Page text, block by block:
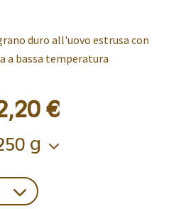
duro all'uovo estrusa con
a bassa temperatura
€
Confezione